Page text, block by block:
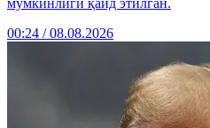
мумкинлиги қайд этилган.
00:24 / 08.08.2026